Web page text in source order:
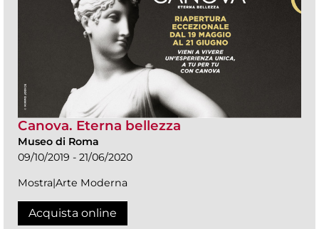
Canova. Eterna bellezza
Museo di Roma
09/10/2019 - 21/06/2020
Mostra|Arte Moderna
Acquista online